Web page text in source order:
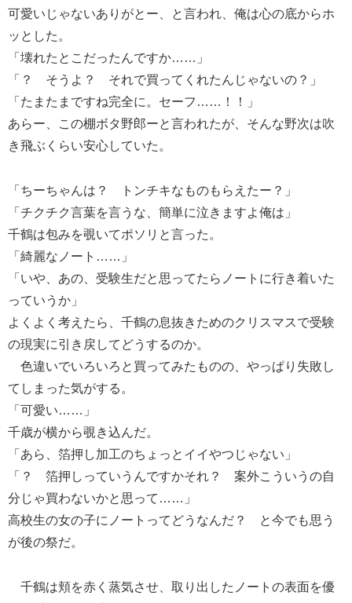
可愛いじゃないありがとー、と言われ、俺は心の底からホ
ッとした。
「壊れたとこだったんですか……」
「？ そうよ？ それで買ってくれたんじゃないの？」
「たまたまですね完全に。セーフ……！！」
あらー、この棚ボタ野郎ーと言われたが、そんな野次は吹
き飛ぶくらい安心していた。
「ちーちゃんは？ トンチキなものもらえたー？」
「チクチク言葉を言うな、簡単に泣きますよ俺は」
千鶴は包みを覗いてポソリと言った。
「綺麗なノート……」
「いや、あの、受験生だと思ってたらノートに行き着いた
っていうか」
よくよく考えたら、千鶴の息抜きためのクリスマスで受験
の現実に引き戻してどうするのか。
色違いでいろいろと買ってみたものの、やっぱり失敗し
てしまった気がする。
「可愛い……」
千歳が横から覗き込んだ。
「あら、箔押し加工のちょっとイイやつじゃない」
「？ 箔押しっていうんですかそれ？ 案外こういうの自
分じゃ買わないかと思って……」
高校生の女の子にノートってどうなんだ？ と今でも思う
が後の祭だ。
千鶴は頬を赤く蒸気させ、取り出したノートの表面を優